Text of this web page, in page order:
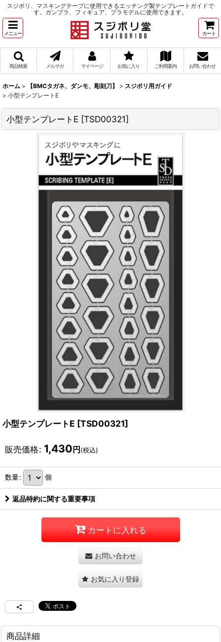
スジボリ、マスキングテープに使用できるエッチング製テンプレートガイドで
す。ガンプラ、フィギュア、プラモデルに使用できます。
メニュー カート
商品検索 メルマガ マイページ お気に入り ご利用案内 お問い合わせ
ホーム > 【BMCタガネ、ダンモ、彫刻刀】 > スジボリ用ガイド
> 小型テンプレートE
小型テンプレートE [TSD00321]
小型テンプレートE [TSD00321]
販売価格: 1,430 円 (税込)
数量: 個
返品特約に関する重要事項
カートに入れる
お問い合わせ
お気に入り登録
商品詳細